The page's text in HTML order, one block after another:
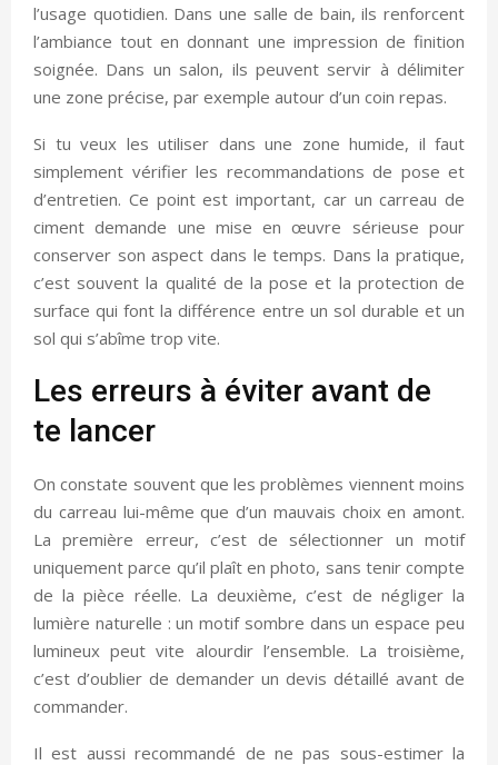
l’usage quotidien. Dans une salle de bain, ils renforcent
l’ambiance tout en donnant une impression de finition
soignée. Dans un salon, ils peuvent servir à délimiter
une zone précise, par exemple autour d’un coin repas.
Si tu veux les utiliser dans une zone humide, il faut
simplement vérifier les recommandations de pose et
d’entretien. Ce point est important, car un carreau de
ciment demande une mise en œuvre sérieuse pour
conserver son aspect dans le temps. Dans la pratique,
c’est souvent la qualité de la pose et la protection de
surface qui font la différence entre un sol durable et un
sol qui s’abîme trop vite.
Les erreurs à éviter avant de
te lancer
On constate souvent que les problèmes viennent moins
du carreau lui-même que d’un mauvais choix en amont.
La première erreur, c’est de sélectionner un motif
uniquement parce qu’il plaît en photo, sans tenir compte
de la pièce réelle. La deuxième, c’est de négliger la
lumière naturelle : un motif sombre dans un espace peu
lumineux peut vite alourdir l’ensemble. La troisième,
c’est d’oublier de demander un devis détaillé avant de
commander.
Il est aussi recommandé de ne pas sous-estimer la